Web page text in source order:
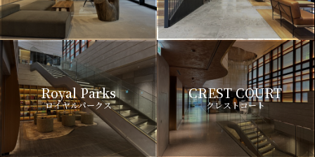
Royal Parks
ロイヤルパークス
CREST COURT
クレストコート